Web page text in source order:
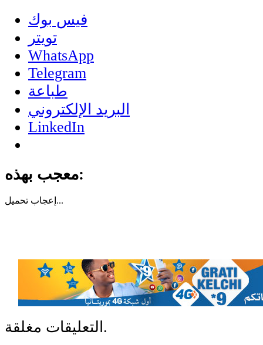
فيس بوك
تويتر
WhatsApp
Telegram
طباعة
البريد الإلكتروني
LinkedIn
معجب بهذه:
إعجاب تحميل...
التعليقات مغلقة.